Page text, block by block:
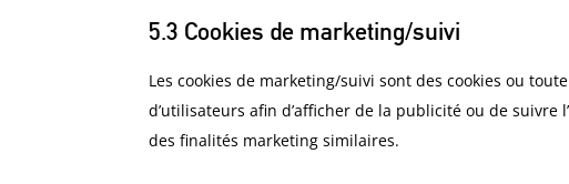
5.3 Cookies de marketing/suivi
Les cookies de marketing/suivi sont des cookies ou
d’utilisateurs afin d’afficher de la publicité ou de
des finalités marketing similaires.